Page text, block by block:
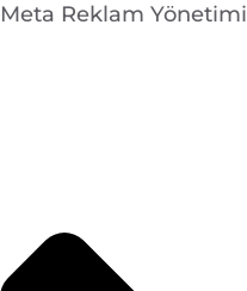
Meta Reklam Yönetimi